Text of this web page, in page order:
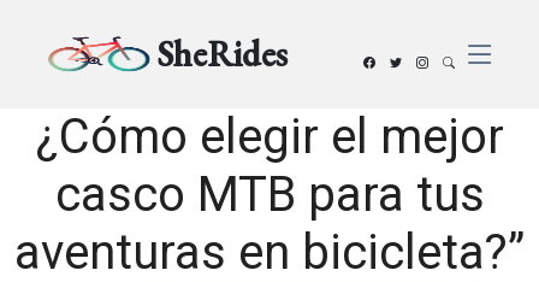
SheRides
¿Cómo elegir el mejor
casco MTB para tus
aventuras en bicicleta?”